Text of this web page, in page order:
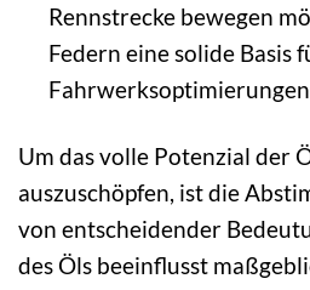
Rennstrecke bewegen
Federn eine solide Basis
Um das volle Potenzial der
auszuschöpfen, ist die
von entscheidender
des Öls beeinflusst